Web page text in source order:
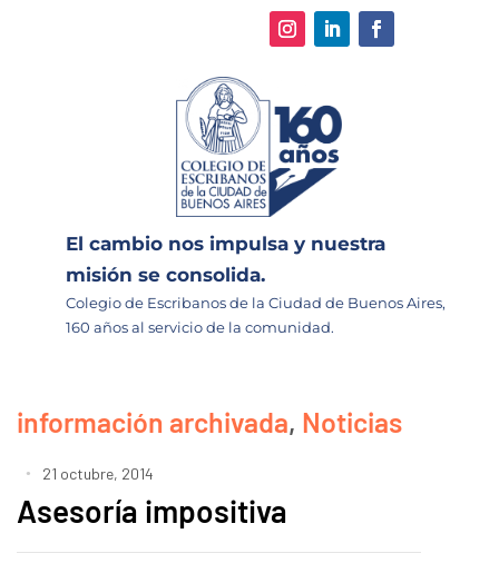
El cambio nos impulsa y nuestra
misión se consolida.
Colegio de Escribanos de la Ciudad de Buenos Aires,
160 años al servicio de la comunidad.
información archivada, Noticias
21 octubre, 2014
Asesoría impositiva